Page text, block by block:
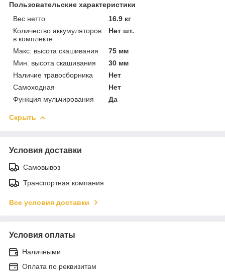
Пользовательские характеристики
Вес нетто
16.9 кг
Количество аккумуляторов
в комплекте
Нет шт.
Макс. высота скашивания
75 мм
Мин. высота скашивания
30 мм
Наличие травосборника
Нет
Самоходная
Нет
Функция мульчирования
Да
Скрыть
Условия доставки
Самовывоз
Транспортная компания
Все условия доставки
Условия оплаты
Наличными
Оплата по реквизитам